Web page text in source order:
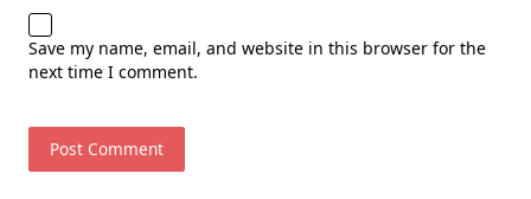
Save my name, email, and website in this browser for the
next time I comment.